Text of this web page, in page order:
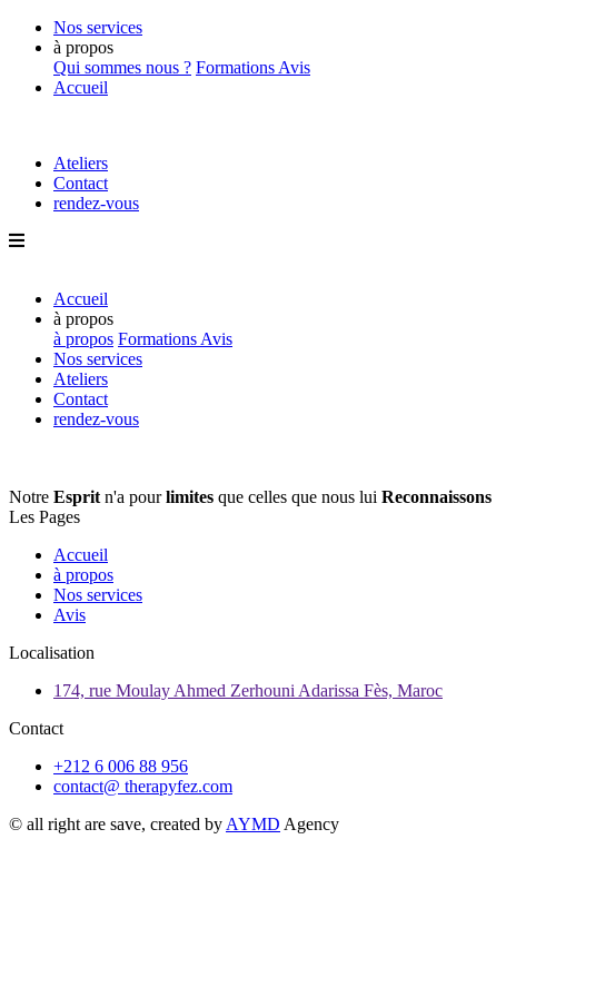
Nos services
à propos
Qui sommes nous ? Formations Avis
Accueil
Ateliers
Contact
rendez-vous
Accueil
à propos
à propos Formations Avis
Nos services
Ateliers
Contact
rendez-vous
Notre Esprit n'a pourlimites que celles que nous lui Reconnaissons
Les Pages
Accueil
à propos
Nos services
Avis
Localisation
174, rue Moulay Ahmed Zerhouni Adarissa Fès, Maroc
Contact
+212 6 006 88 956
contact@ therapyfez.com
© all right are save, created by AYMD Agency